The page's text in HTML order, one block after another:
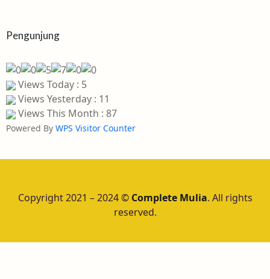
Pengunjung
Views Today : 5
Views Yesterday : 11
Views This Month : 87
Powered By WPS Visitor Counter
Copyright 2021 – 2024 © Complete Mulia. All rights
reserved.